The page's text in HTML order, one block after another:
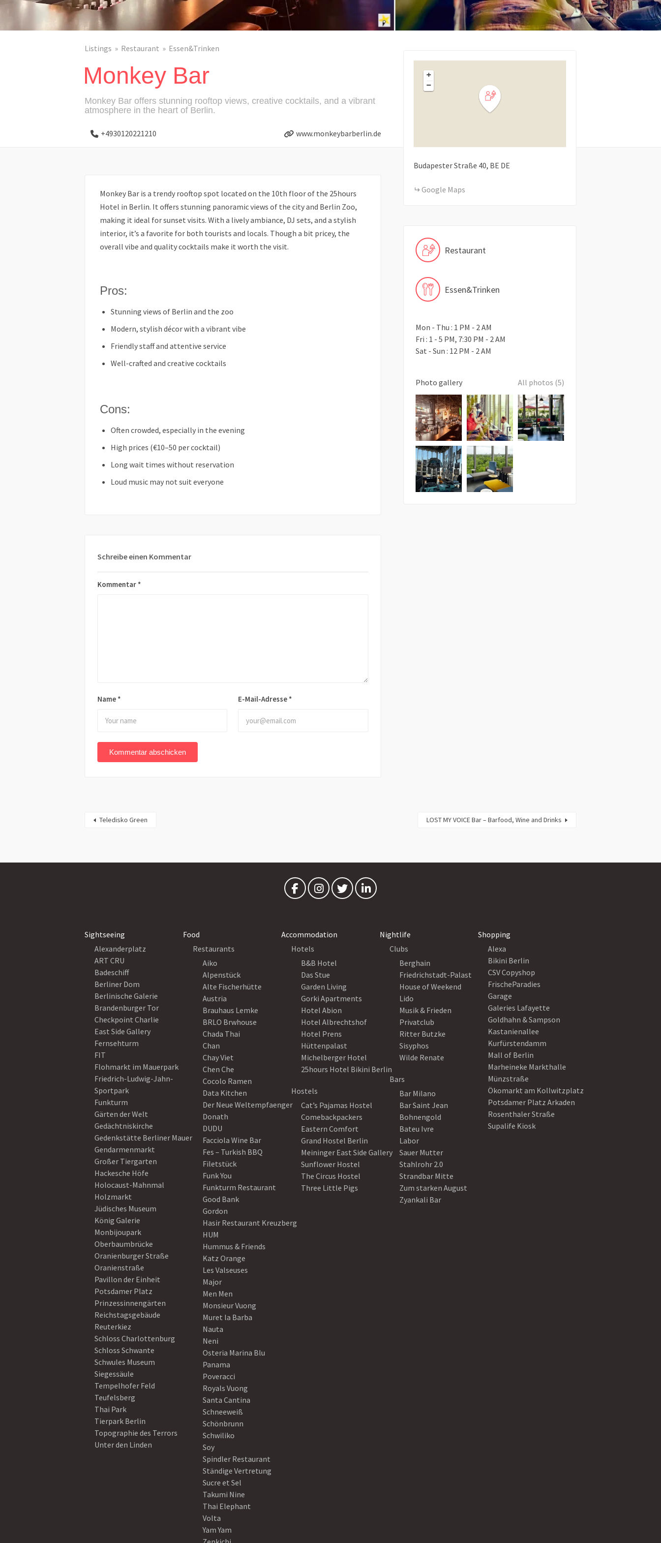
Listings Restaurant Essen&Trinken
Monkey Bar
Monkey Bar offers stunning rooftop views, creative cocktails, and a vibrant
atmosphere in the heart of Berlin.
+4930120221210 www.monkeybarberlin.de
Monkey Bar is a trendy rooftop spot located on the 10th floor of the 25hours
Hotel in Berlin. It offers stunning panoramic views of the city and Berlin Zoo,
making it ideal for sunset visits. With a lively ambiance, DJ sets, and a stylish
interior, it’s a favorite for both tourists and locals. Though a bit pricey, the
overall vibe and quality cocktails make it worth the visit.
Pros:
Stunning views of Berlin and the zoo
Modern, stylish décor with a vibrant vibe
Friendly staff and attentive service
Well-crafted and creative cocktails
Cons:
Often crowded, especially in the evening
High prices (€10–50 per cocktail)
Long wait times without reservation
Loud music may not suit everyone
Schreibe einen Kommentar
Kommentar *
Name * E-Mail-Adresse *
+
−
Budapester Straße 40 BE DE
Google Maps
Restaurant
Essen&Trinken
Mon - Thu : 1 PM - 2 AM
Fri : 1 - 5 PM, 7:30 PM - 2 AM
Sat - Sun : 12 PM - 2 AM
Photo gallery All photos (5)
Teledisko Green LOST MY VOICE Bar – Barfood, Wine and Drinks
Sightseeing
Alexanderplatz
ART CRU
Badeschiff
Berliner Dom
Berlinische Galerie
Brandenburger Tor
Checkpoint Charlie
East Side Gallery
Fernsehturm
FIT
Flohmarkt im Mauerpark
Friedrich-Ludwig-Jahn-
Sportpark
Funkturm
Gärten der Welt
Gedächtniskirche
Gedenkstätte Berliner Mauer
Gendarmenmarkt
Großer Tiergarten
Hackesche Höfe
Holocaust-Mahnmal
Holzmarkt
Jüdisches Museum
König Galerie
Monbijoupark
Oberbaumbrücke
Oranienburger Straße
Oranienstraße
Pavillon der Einheit
Potsdamer Platz
Prinzessinnengärten
Reichstagsgebäude
Reuterkiez
Schloss Charlottenburg
Schloss Schwante
Schwules Museum
Siegessäule
Tempelhofer Feld
Teufelsberg
Thai Park
Tierpark Berlin
Topographie des Terrors
Unter den Linden
Food
Restaurants
Aiko
Alpenstück
Alte Fischerhütte
Austria
Brauhaus Lemke
BRLO Brwhouse
Chada Thai
Chan
Chay Viet
Chen Che
Cocolo Ramen
Data Kitchen
Der Neue Weltempfaenger
Donath
DUDU
Facciola Wine Bar
Fes – Turkish BBQ
Filetstück
Funk You
Funkturm Restaurant
Good Bank
Gordon
Hasir Restaurant Kreuzberg
HUM
Hummus & Friends
Katz Orange
Les Valseuses
Major
Men Men
Monsieur Vuong
Muret la Barba
Nauta
Neni
Osteria Marina Blu
Panama
Poveracci
Royals Vuong
Santa Cantina
Schneeweiß
Schönbrunn
Schwiliko
Soy
Spindler Restaurant
Ständige Vertretung
Sucre et Sel
Takumi Nine
Thai Elephant
Volta
Yam Yam
Accommodation
Hotels
B&B Hotel
Das Stue
Garden Living
Gorki Apartments
Hotel Abion
Hotel Albrechtshof
Hotel Prens
Hüttenpalast
Michelberger Hotel
25hours Hotel Bikini Berlin
Hostels
Cat’s Pajamas Hostel
Comebackpackers
Eastern Comfort
Grand Hostel Berlin
Meininger East Side Gallery
Sunflower Hostel
The Circus Hostel
Three Little Pigs
Nightlife
Clubs
Berghain
Friedrichstadt-Palast
House of Weekend
Lido
Musik & Frieden
Privatclub
Ritter Butzke
Sisyphos
Wilde Renate
Bars
Bar Milano
Bar Saint Jean
Bohnengold
Bateu Ivre
Labor
Sauer Mutter
Stahlrohr 2.0
Strandbar Mitte
Zum starken August
Zyankali Bar
Shopping
Alexa
Bikini Berlin
CSV Copyshop
FrischeParadies
Garage
Galeries Lafayette
Goldhahn & Sampson
Kastanienallee
Kurfürstendamm
Mall of Berlin
Marheineke Markthalle
Münzstraße
Ökomarkt am Kollwitzplatz
Potsdamer Platz Arkaden
Rosenthaler Straße
Supalife Kiosk